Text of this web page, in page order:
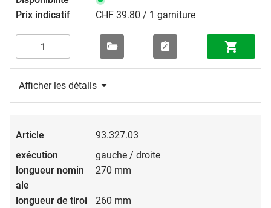
CHF 39.80 / 1 garniture
Afficher les détails
93.327.03
gauche / droite
270 mm
260 mm